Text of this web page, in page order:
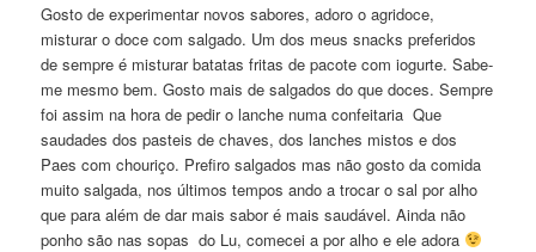
Gosto de experimentar novos sabores, adoro o agridoce,
misturar o doce com salgado. Um dos meus snacks preferidos
de sempre é misturar batatas fritas de pacote com iogurte. Sabe-
me mesmo bem. Gosto mais de salgados do que doces. Sempre
foi assim na hora de pedir o lanche numa confeitaria Que
saudades dos pasteis de chaves, dos lanches mistos e dos
Paes com chouriço. Prefiro salgados mas não gosto da comida
muito salgada, nos últimos tempos ando a trocar o sal por alho
que para além de dar mais sabor é mais saudável. Ainda não
ponho são nas sopas do Lu, comecei a por alho e ele adora